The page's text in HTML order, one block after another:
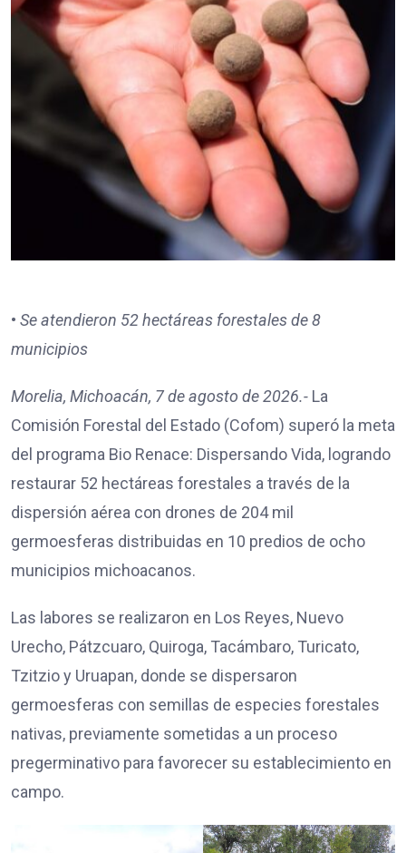
• Se atendieron 52 hectáreas forestales de 8
municipios
Morelia, Michoacán, 7 de agosto de 2026.- La
Comisión Forestal del Estado (Cofom) superó la meta
del programa Bio Renace: Dispersando Vida, logrando
restaurar 52 hectáreas forestales a través de la
dispersión aérea con drones de 204 mil
germoesferas distribuidas en 10 predios de ocho
municipios michoacanos.
Las labores se realizaron en Los Reyes, Nuevo
Urecho, Pátzcuaro, Quiroga, Tacámbaro, Turicato,
Tzitzio y Uruapan, donde se dispersaron
germoesferas con semillas de especies forestales
nativas, previamente sometidas a un proceso
pregerminativo para favorecer su establecimiento en
campo.